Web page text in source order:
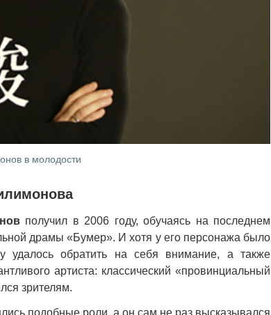
в молодости
получил в 2006 году, обучаясь на последнем
драмы «Бумер». И хотя у его персонажа было
удалось обратить на себя внимание, а также
артиста: классический «провинциальный
зрителям.
подобные роли, а он сам не раз высказывался